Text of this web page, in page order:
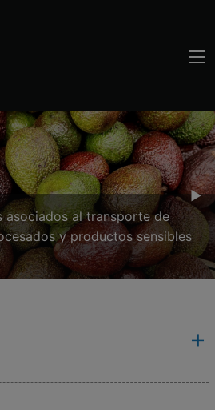
▶︎
asociados al transporte de
y productos sensibles